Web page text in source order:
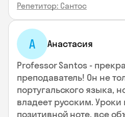
Репетитор: Сантос
А Анастасия
Professor Santos -
преподаватель! Он не
португальского языка,
владеет русским. Уроки
позитивной ноте, все